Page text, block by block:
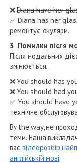
❌ Diana have her
✅ Diana has her
ремонтує окуляри.
3. Помилки після
Після модальних
змінюється.
❌ You should has
❌ You should had
✅ You should have
технічне
By the way, не
теми. Наша
вас відеорозбір
англійській мові.